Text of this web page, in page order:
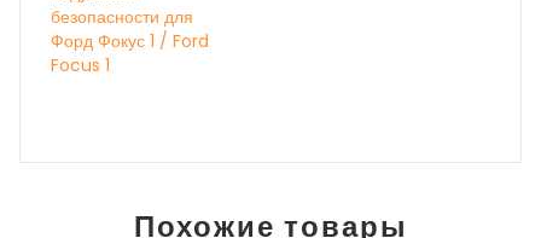
безопасности для
Форд Фокус 1 / Ford
Focus 1
Похожие товары